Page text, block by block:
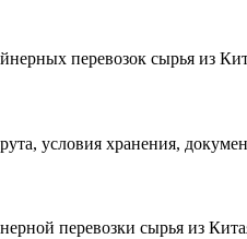
перевозок сырья из
условия хранения,
перевозки сырья из